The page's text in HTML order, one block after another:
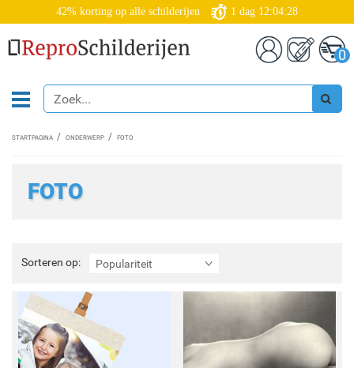
42% korting op alle schilderijen 1 dag 12:04:26
0
STARTPAGINA ONDERWERP FOTO
FOTO
Sorteren op: Populariteit
Sorteren
op: